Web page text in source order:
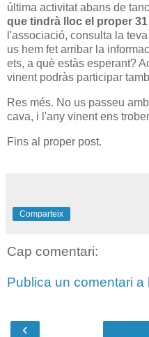
última activitat abans de
que tindrà lloc el proper
l'associació, consulta la
us hem fet arribar la
ets, a què estàs esperant?
vinent podràs participar
Res més. No us passeu
cava, i l'any vinent ens
Fins al proper post.
Comparteix
Cap comentari:
Publica un comentari a
‹